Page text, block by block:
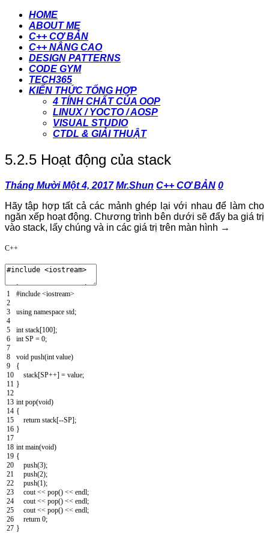
HOME
ABOUT ME
C++ CƠ BẢN
C++ NÂNG CAO
DESIGN PATTERNS
CODE GYM
TECH365
KIẾN THỨC TỔNG HỢP
4 TÍNH CHẤT CỦA OOP
LINUX / YOCTO / AOSP
VISUAL STUDIO
CTDL & GIẢI THUẬT
5.2.5 Hoạt động của stack
Tháng Mười Một 4, 2017 Mr.Shun C++ CƠ BẢN 0
Hãy tập hợp tất cả các mảnh ghép lại với nhau để làm cho
ngăn xếp hoạt động. Chương trình bên dưới sẽ đẩy ba giá trị
vào stack, lấy chúng và in các giá trị trên màn hình →
C++
1
2
3
4
5
6
7
8
9
10
11
12
13
14
15
16
17
18
19
20
21
22
23
24
25
26
27
#include <iostream>
using namespace std;
int stack[100];
int SP = 0;
void push(int value)
{
stack[SP++] = value;
}
int pop(void)
{
return stack[--SP];
}
int main(void)
{
push(3);
push(2);
push(1);
cout << pop() << endl;
cout << pop() << endl;
cout << pop() << endl;
return 0;
}